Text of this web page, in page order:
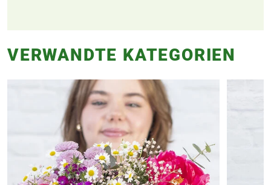
VERWANDTE KATEGORIEN